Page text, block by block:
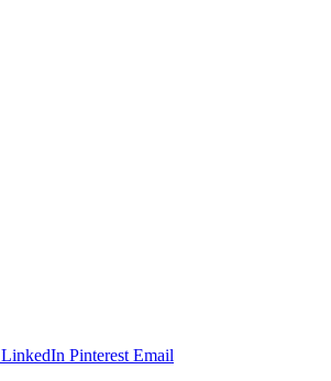
LinkedIn Pinterest Email